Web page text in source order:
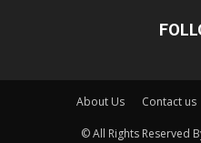
About Us Contact us
© All Rights Reserved